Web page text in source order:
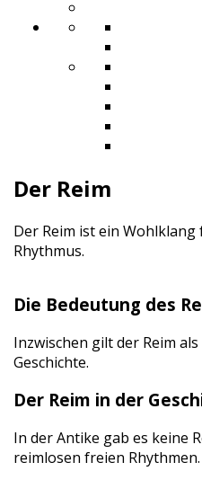
Der Reim
Der Reim ist ein
Rhythmus.
Die Bedeutung des
Inzwischen gilt der Reim
Geschichte.
Der Reim in der
In der Antike gab es keine
reimlosen freien